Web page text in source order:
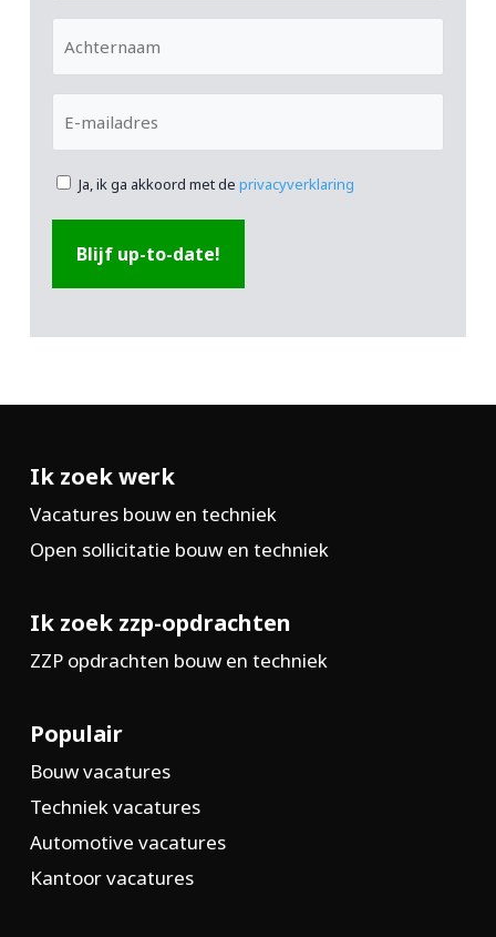
Achternaam
E-
mailadres
Ja, ik ga akkoord met de privacyverklaring
Ik zoek werk
Vacatures bouw en techniek
Open sollicitatie bouw en techniek
Ik zoek zzp-opdrachten
ZZP opdrachten bouw en techniek
Populair
Bouw vacatures
Techniek vacatures
Automotive vacatures
Kantoor vacatures